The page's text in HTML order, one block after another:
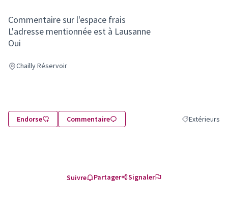
Commentaire sur l'espace frais
L'adresse mentionnée est à Lausanne
Oui
Chailly Réservoir
Endorse Commentaire Filtrer les
Extérieurs
Suivre Partager Signaler